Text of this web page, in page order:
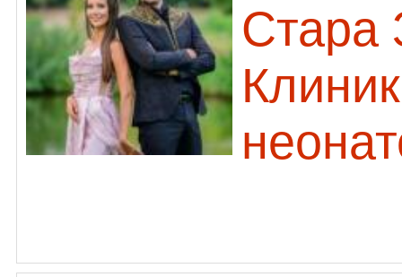
Стара